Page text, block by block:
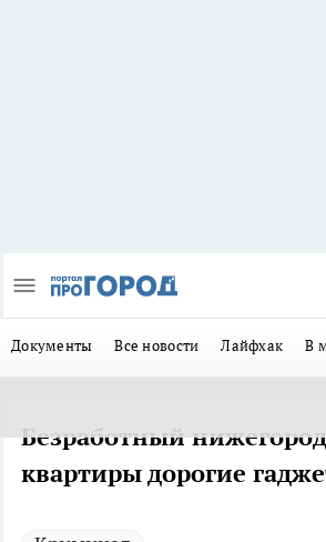
Документы Все новости Лайфхак В
Безработный
квартиры дорогие